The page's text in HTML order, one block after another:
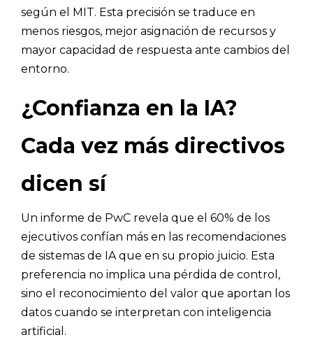
según el MIT. Esta precisión se traduce en
menos riesgos, mejor asignación de recursos y
mayor capacidad de respuesta ante cambios del
entorno.
¿Confianza en la IA?
Cada vez más directivos
dicen sí
Un informe de PwC revela que el 60% de los
ejecutivos confían más en las recomendaciones
de sistemas de IA que en su propio juicio. Esta
preferencia no implica una pérdida de control,
sino el reconocimiento del valor que aportan los
datos cuando se interpretan con inteligencia
artificial.